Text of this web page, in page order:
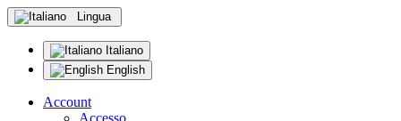
Lingua
Italiano
English
Account
Accesso